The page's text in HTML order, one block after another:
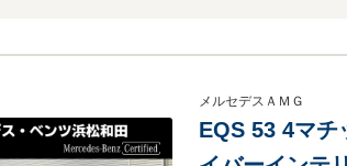
メルセデスＡＭＧ
EQS 53 4マ